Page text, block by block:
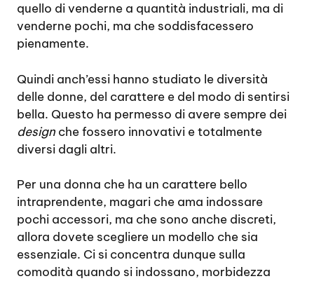
quello di venderne a quantità industriali, ma di
venderne pochi, ma che soddisfacessero
pienamente.
Quindi anch’essi hanno studiato le diversità
delle donne, del carattere e del modo di sentirsi
bella. Questo ha permesso di avere sempre dei
design che fossero innovativi e totalmente
diversi dagli altri.
Per una donna che ha un carattere bello
intraprendente, magari che ama indossare
pochi accessori, ma che sono anche discreti,
allora dovete scegliere un modello che sia
essenziale. Ci si concentra dunque sulla
comodità quando si indossano, morbidezza